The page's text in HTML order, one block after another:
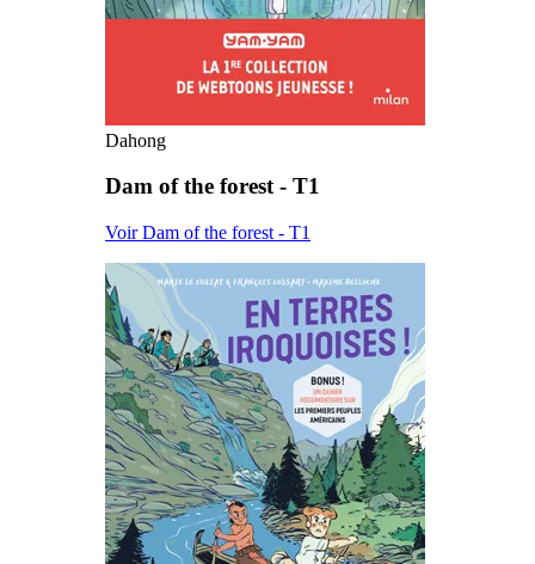
Dahong
Dam of the forest - T1
Voir Dam of the forest - T1